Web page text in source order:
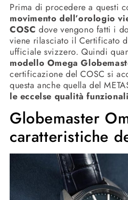
Prima di procedere a questi
movimento dell’orologio
COSC dove vengono fatti i
viene rilasciato il Certificato
ufficiale svizzero. Quindi
modello Omega
certificazione del COSC si
questa anche quella del
le eccelse qualità
Globemaster
caratteristiche